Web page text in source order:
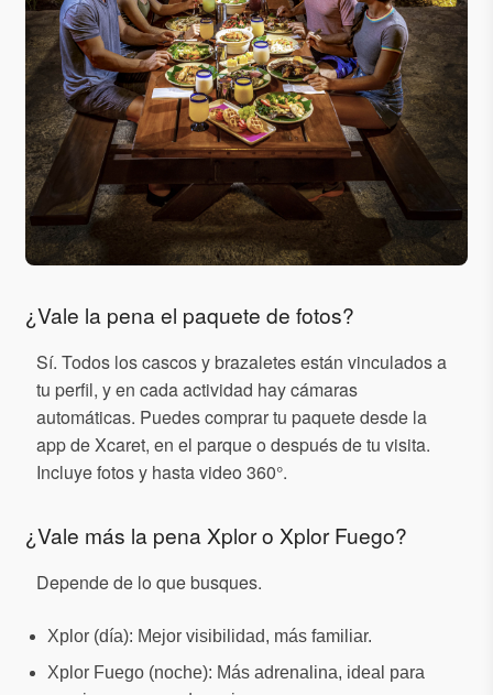
¿Vale la pena el paquete de fotos?
Sí. Todos los cascos y brazaletes están vinculados a
tu perfil, y en cada actividad hay cámaras
automáticas. Puedes comprar tu paquete desde la
app de Xcaret, en el parque o después de tu visita.
Incluye fotos y hasta video 360°.
¿Vale más la pena Xplor o Xplor Fuego?
Depende de lo que busques.
Xplor (día): Mejor visibilidad, más familiar.
Xplor Fuego (noche): Más adrenalina, ideal para